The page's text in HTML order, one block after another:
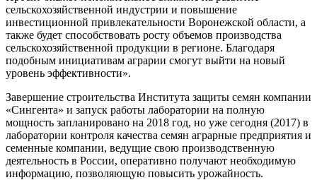
сельскохозяйственной индустрии и повышение
инвестиционной привлекательности Воронежской области, а
также будет способствовать росту объемов производства
сельскохозяйственной продукции в регионе. Благодаря
подобным инициативам аграрии смогут выйти на новый
уровень эффективности».
Завершение строительства Института защиты семян компании
«Сингента» и запуск работы лаборатории на полную
мощность запланировано на 2018 год, но уже сегодня (2017) в
лаборатории контроля качества семян аграрные предприятия и
семенные компании, ведущие свою производственную
деятельность в России, оперативно получают необходимую
информацию, позволяющую повысить урожайность.